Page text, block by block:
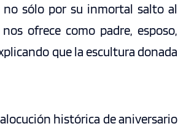
no sólo por su inmortal salto al
ofrece como padre, esposo,
que la escultura donada
histórica de aniversario